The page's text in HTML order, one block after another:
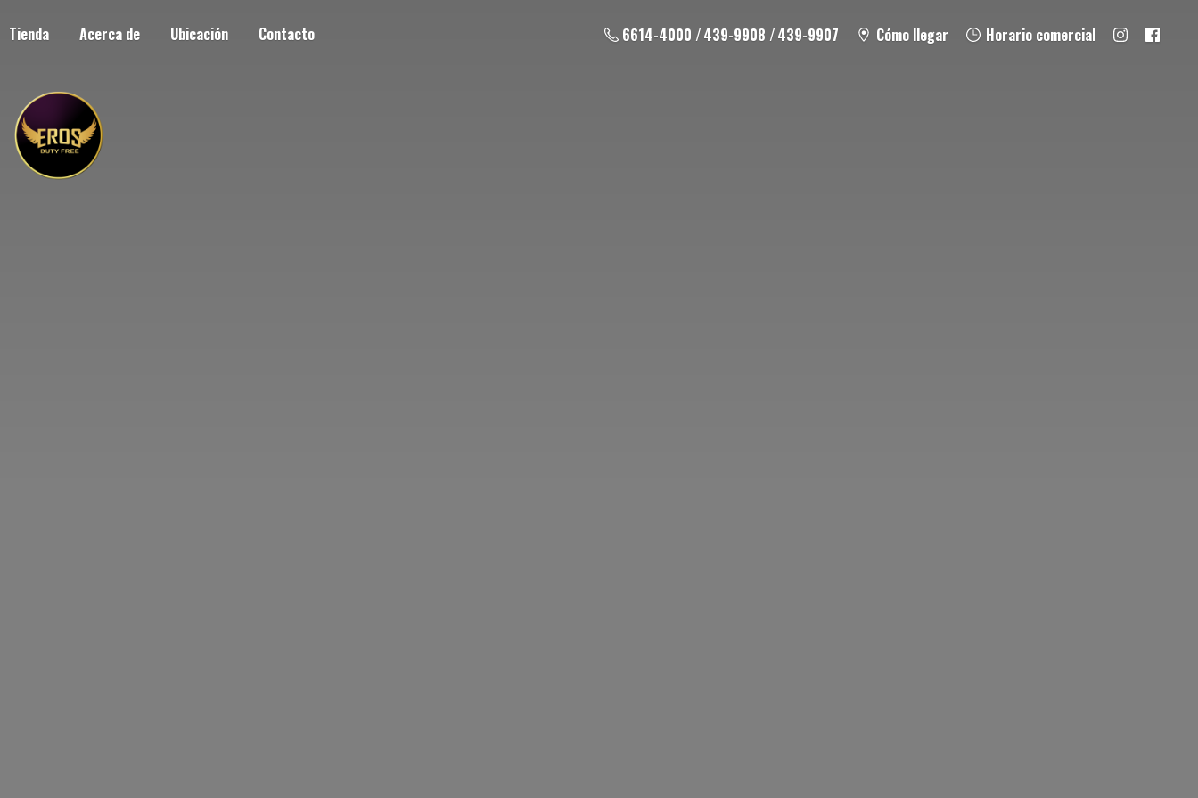
Tienda Acerca de Ubicación Contacto 6614-4000 / 439-9908 / 439-9907 Cómo llegar Horario comercial